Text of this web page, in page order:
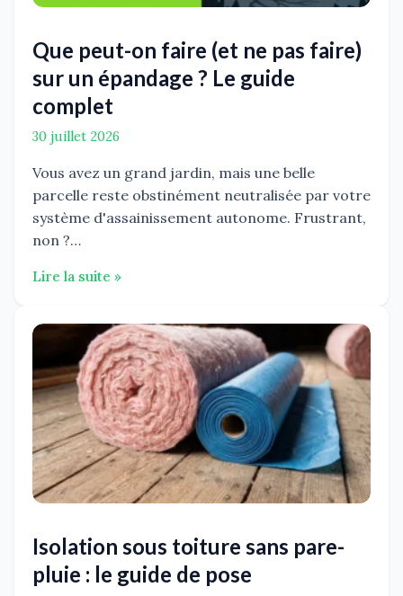
Que peut-on faire (et ne pas faire)
sur un épandage ? Le guide
complet
30 juillet 2026
Vous avez un grand jardin, mais une belle
parcelle reste obstinément neutralisée par votre
système d'assainissement autonome. Frustrant,
non ?…
Lire la suite »
Isolation sous toiture sans pare-
pluie : le guide de pose